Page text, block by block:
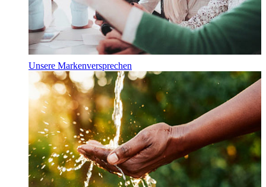
Unsere Markenversprechen